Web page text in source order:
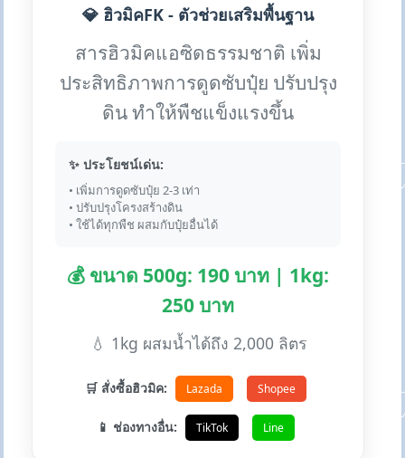
💎 ฮิวมิคFK - ตัวช่วยเสริมพื้นฐาน
สารฮิวมิคแอซิดธรรมชาติ เพิ่ม
ประสิทธิภาพการดูดซับปุ๋ย ปรับปรุง
ดิน ทำให้พืชแข็งแรงขึ้น
✨ ประโยชน์เด่น:
• เพิ่มการดูดซับปุ๋ย 2-3 เท่า
• ปรับปรุงโครงสร้างดิน
• ใช้ได้ทุกพืช ผสมกับปุ๋ยอื่นได้
💰 ขนาด 500g: 190 บาท | 1kg:
250 บาท
💧 1kg ผสมน้ำได้ถึง 2,000 ลิตร
🛒 สั่งซื้อฮิวมิค: Lazada Shopee
📱 ช่องทางอื่น: TikTok Line